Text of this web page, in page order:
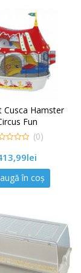
Cusca Hamster
Fun
(0)
lei
în coș